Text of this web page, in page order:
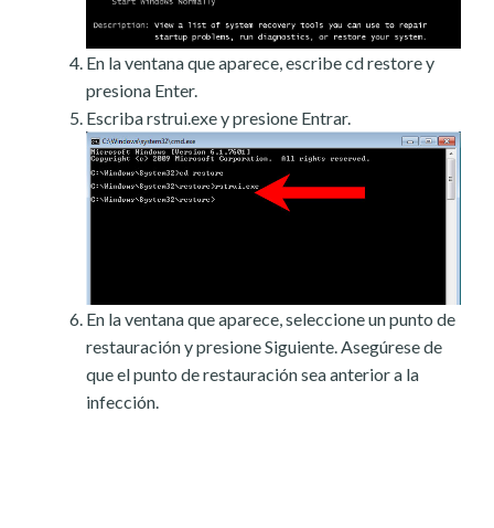
En la ventana que aparece, escribe cd restore y
presiona Enter.
Escriba rstrui.exe y presione Entrar.
En la ventana que aparece, seleccione un punto de
restauración y presione Siguiente. Asegúrese de
que el punto de restauración sea anterior a la
infección.